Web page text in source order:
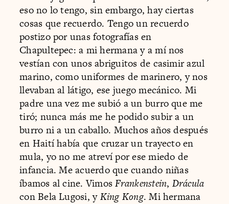
eso no lo tengo, sin embargo, hay ciertas
cosas que recuerdo. Tengo un recuerdo
postizo por unas fotografías en
Chapultepec: a mi hermana y a mí nos
vestían con unos abriguitos de casimir azul
marino, como uniformes de marinero, y nos
llevaban al látigo, ese juego mecánico. Mi
padre una vez me subió a un burro que me
tiró; nunca más me he podido subir a un
burro ni a un caballo. Muchos años después
en Haití había que cruzar un trayecto en
mula, yo no me atreví por ese miedo de
infancia. Me acuerdo que cuando niñas
íbamos al cine. VimosFrankenstein, Drácula
con Bela Lugosi, yKing Kong. Mi hermana